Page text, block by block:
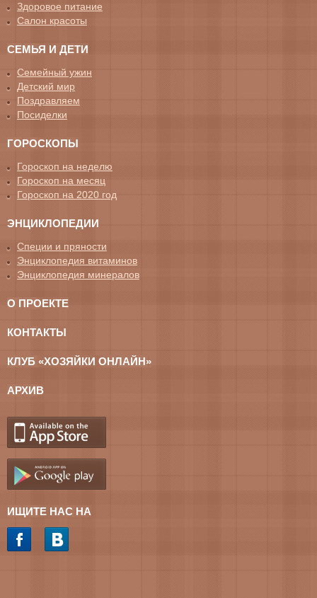
Здоровое питание
Салон красоты
СЕМЬЯ И ДЕТИ
Семейный ужин
Детский мир
Поздравляем
Посиделки
ГОРОСКОПЫ
Гороскоп на неделю
Гороскоп на месяц
Гороскоп на 2020 год
ЭНЦИКЛОПЕДИИ
Специи и пряности
Энциклопедия витаминов
Энциклопедия минералов
О ПРОЕКТЕ
КОНТАКТЫ
КЛУБ «ХОЗЯЙКИ ОНЛАЙН»
АРХИВ
ИЩИТЕ НАС НА